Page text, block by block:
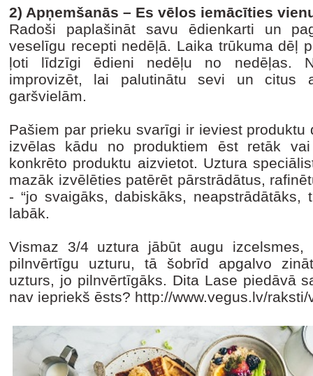
2) Apņemšanās – Es vēlos iemācīties
Radoši paplašināt savu ēdienkarti un
veselīgu recepti nedēļā. Laika trūkuma dēļ
ļoti līdzīgi ēdieni nedēļu no nedēļas.
improvizēt, lai palutinātu sevi un citus
garšvielām.
Pašiem par prieku svarīgi ir ieviest
izvēlas kādu no produktiem ēst retāk
konkrēto produktu aizvietot. Uztura
mazāk izvēlēties patērēt pārstrādātus,
- “jo svaigāks, dabiskāks, neapstrādātāks,
labāk.
Vismaz 3/4 uztura jābūt augu
pilnvērtīgu uzturu, tā šobrīd apgalvo
uzturs, jo pilnvērtīgāks. Dita Lase piedāvā
nav iepriekš ēsts? http://www.vegus.lv/